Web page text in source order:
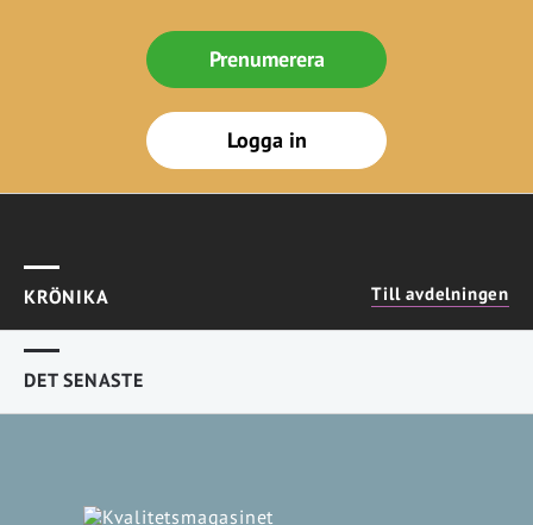
Prenumerera
Logga in
KRÖNIKA Till avdelningen
DET SENASTE